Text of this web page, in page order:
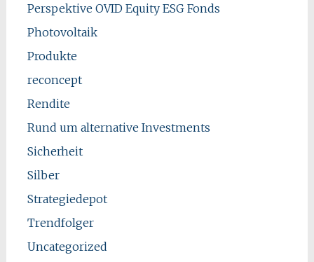
Perspektive OVID Equity ESG Fonds
Photovoltaik
Produkte
reconcept
Rendite
Rund um alternative Investments
Sicherheit
Silber
Strategiedepot
Trendfolger
Uncategorized